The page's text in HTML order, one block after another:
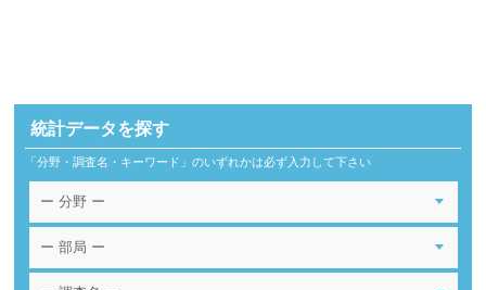
統計データを探す
「分野・調査名・キーワード」のいずれかは必ず入力して下さい